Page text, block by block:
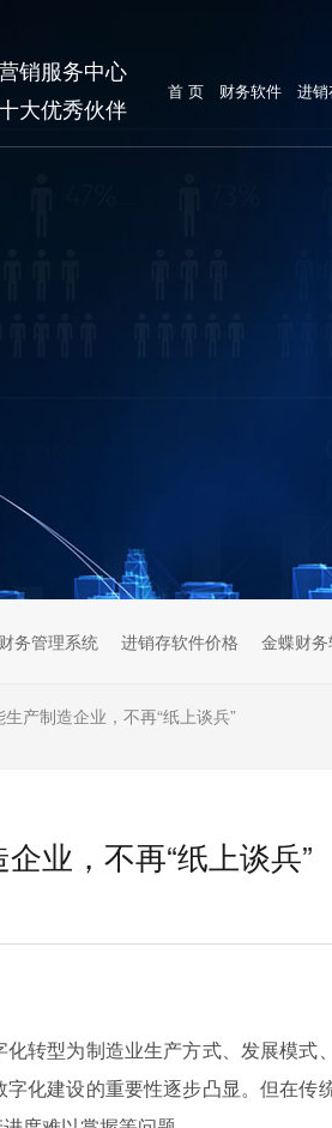
销服务中心
大优秀伙伴
首 页 财务软件 进
务管理系统 进销存软件价格 金蝶财
产制造企业，不再“纸上谈兵”
业，不再“纸上谈兵”
转型为制造业生产方式、发展模式
化建设的重要性逐步凸显。但在传